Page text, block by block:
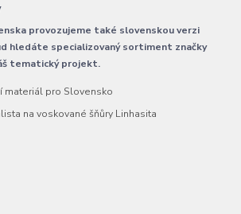
provozujeme také slovenskou verzi
hledáte specializovaný sortiment značky
tematický projekt.
materiál pro Slovensko
na voskované šňůry Linhasita